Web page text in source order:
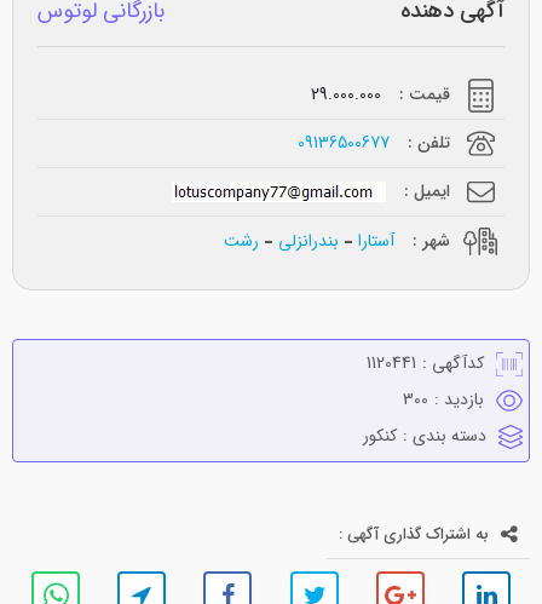
آگهی دهنده بازرگانی لوتوس
قیمت :
29.000.000
تلفن :
09136500677
ایمیل :
شهر :
آستارا بندرانزلی رشت
کدآگهی : 1120441
بازدید : 300
دسته بندی : كنكور
به اشتراک گذاری آگهی :